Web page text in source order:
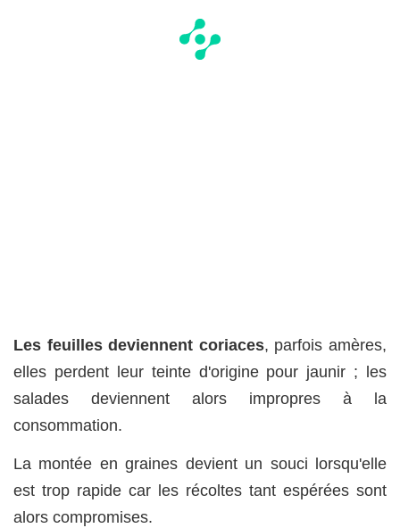
Les feuilles deviennent coriaces, parfois amères,
elles perdent leur teinte d'origine pour jaunir ; les
salades deviennent alors impropres à la
consommation.
La montée en graines devient un souci lorsqu'elle
est trop rapide car les récoltes tant espérées sont
alors compromises.